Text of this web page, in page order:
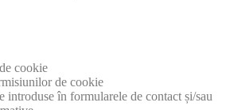
cookie
de cookie
introduse în formularele de contact și/sau